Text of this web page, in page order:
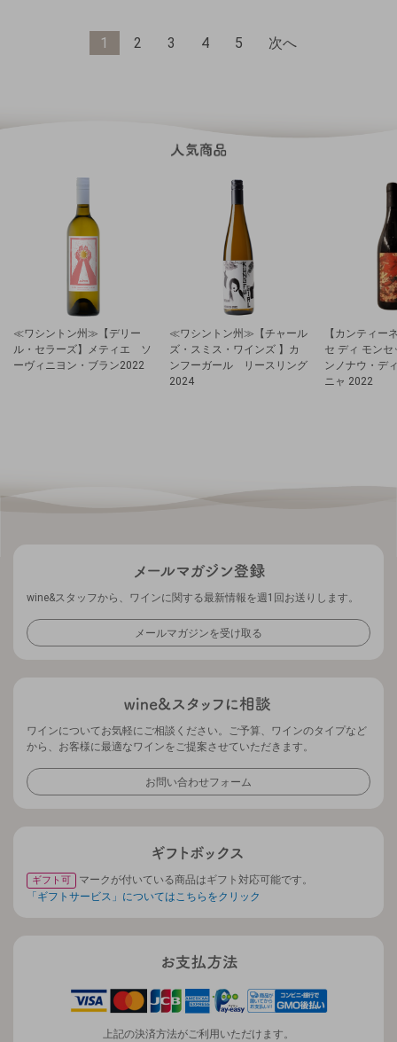
1 2 3 4 5 次へ
≪ワシントン州≫【デリー
ル・セラーズ】メティエ ソ
ーヴィニヨン・ブラン2022
≪ワシントン州≫【チャール
ズ・スミス・ワインズ 】カ
ンフーガール リースリング
2024
【カンティー
セ ディ モン
ンノナウ・デ
ニャ 2022
wine&スタッフから、ワインに関する最新情報を週1回お送りします。
メールマガジンを受け取る
ワインについてお気軽にご相談ください。ご予算、ワインのタイプなど
から、お客様に最適なワインをご提案させていただきます。
お問い合わせフォーム
ギフト可
マークが付いている商品はギフト対応可能です。
「ギフトサービス」についてはこちらをクリック
上記の決済方法がご利用いただけます。